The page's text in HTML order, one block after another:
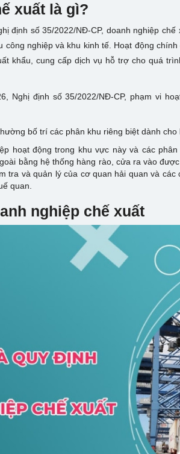
xuất là gì?
định số 35/2022/NĐ-CP, doanh nghiệp
công nghiệp và khu kinh tế. Hoạt động
khẩu, cung cấp dịch vụ hỗ trợ cho quá
Nghị định số 35/2022/NĐ-CP, phạm vi
bố trí các phân khu riêng biệt dành cho
hoạt động trong khu vực này và các
bằng hệ thống hàng rào, cửa ra vào
tra và quản lý của cơ quan hải quan và
quan.
nghiệp chế xuất